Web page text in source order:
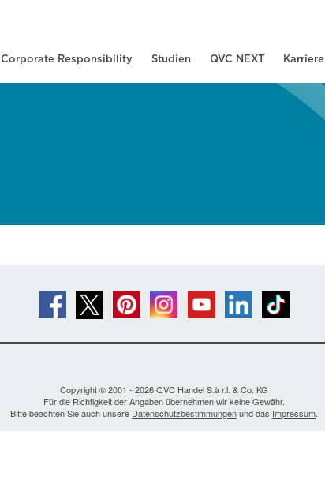
Corporate Responsibility Studien QVC NEXT Karriere
Copyright © 2001 - 2026 QVC Handel S.à r.l. & Co. KG
Für die Richtigkeit der Angaben übernehmen wir keine Gewähr.
Bitte beachten Sie auch unsere Datenschutzbestimmungenund das Impressum.